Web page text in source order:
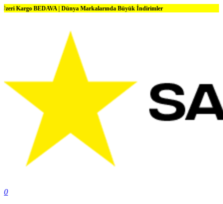
| Dünya Markalarında Büyük İndirimler
0